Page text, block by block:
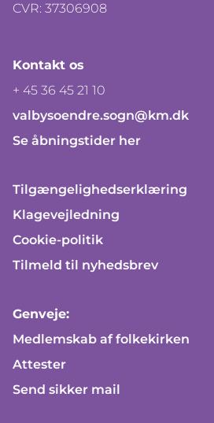
CVR: 37306908
Kontakt os
+ 45 36 45 21 10
valbysoendre.sogn@km.dk
Se åbningstider her
Tilgængelighedserklæring
Klagevejledning
Cookie-politik
Tilmeld til nyhedsbrev
Genveje:
Medlemskab af folkekirken
Attester
Send sikker mail